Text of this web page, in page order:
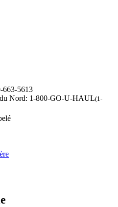
663-5613
Nord: 1-800-GO-U-HAUL(1-